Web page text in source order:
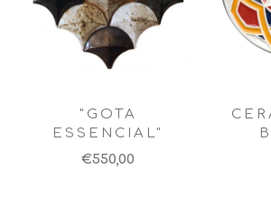
"GOTA
ESSENCIAL"
€550,00